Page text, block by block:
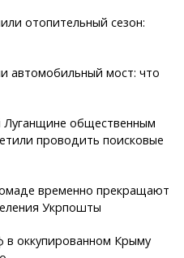
отопительный сезон:
автомобильный мост: что
Луганщине общественным
проводить поисковые
временно прекращают
Укрпошты
в оккупированном Крыму